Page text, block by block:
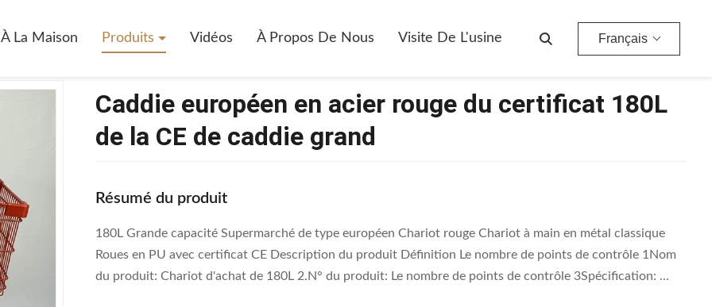
À La Maison Produits Vidéos À Propos De Nous Visite De L'usine Français
Caddie européen en acier rouge du certificat 180L
de la CE de caddie grand
Résumé du produit
180L Grande capacité Supermarché de type européen Chariot rouge Chariot à main en métal classique
Roues en PU avec certificat CE Description du produit Définition Le nombre de points de contrôle 1Nom
du produit: Chariot d'achat de 180L 2.N° du produit: Le nombre de points de contrôle 3Spécification: ...